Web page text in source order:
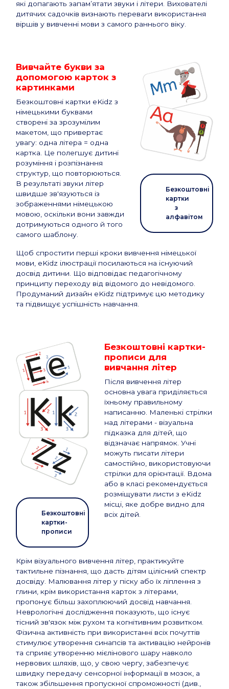
які допагають запам’ятати звуки і літери. Вихователі
дитячих садочків визнають переваги використання
віршів у вивченні мови з самого раннього віку.
Вивчайте букви за
допомогою карток з
картинками
Безкоштовні картки eKidz з
німецькими буквами
створені за зрозумілим
макетом, що привертає
увагу: одна літера = одна
картка. Це полегшує дитині
розуміння і розпізнання
структур, що повторюються.
В результаті звуки літер
швидше зв'язуються із
зображеннями німецькою
мовою, оскільки вони завжди
дотримуються одного й того
самого шаблону.
Безкоштовні
картки
з
алфавітом
Щоб спростити перші кроки вивчення німецької
мови, eKidz ілюстрації посилаються на існуючий
досвід дитини. Що відповідає педагогічному
принципу переходу від відомого до невідомого.
Продуманий дизайн eKidz підтримує цю методику
та підвищує успішність навчання.
Безкоштовні
картки-
прописи
Безкоштовні картки-
прописи для
вивчання літер
Після вивчення літер
основна увага приділяється
їхньому правильному
написанню. Маленькі стрілки
над літерами - візуальна
підказка для дітей, що
відзначає напрямок. Учні
можуть писати літери
самостійно, використовуючи
стрілки для орієнтації. Вдома
або в класі рекомендується
розміщувати листи з eKidz
місці, яке добре видно для
всіх дітей.
Крім візуального вивчення літер, практикуйте
тактильне пізнання, що дасть дітям цілісний спектр
досвіду. Малювання літер у піску або їх ліплення з
глини, крім використання карток з літерами,
пропонує більш захоплюючий досвід навчання.
Неврологічні дослідження показують, що існує
тісний зв'язок між рухом та когнітивним розвитком.
Фізична активність при використанні всіх почуттів
стимулює утворення синапсів та активацію нейронів
та сприяє утворенню мієлінового шару навколо
нервових шляхів, що, у свою чергу, забезпечує
швидку передачу сенсорної інформації в мозок, а
також збільшення пропускної спроможності (див.,